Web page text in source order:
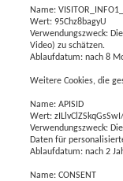
Name:
Wert: 95Chz8bagyU
Verwendungszweck:
Video) zu schätzen.
Ablaufdatum: nach 8
Weitere Cookies, die
Name: APISID
Wert:
Verwendungszweck:
Daten für
Ablaufdatum: nach 2
Name: CONSENT